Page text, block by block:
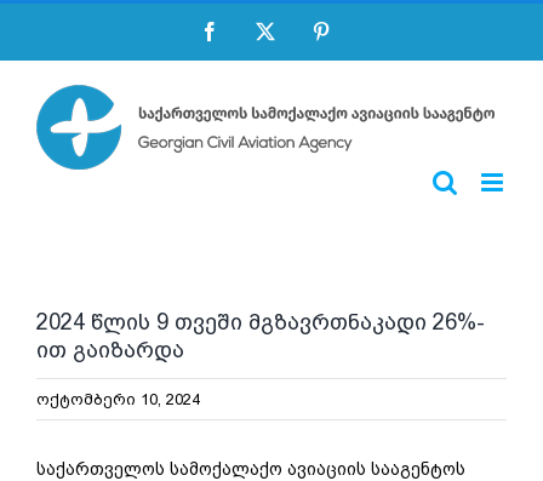
Facebook
2024 წლის 9 თვეში მგზავრთნაკადი 26%-
ით გაიზარდა
ოქტომბერი 10, 2024
საქართველოს სამოქალაქო ავიაციის სააგენტოს